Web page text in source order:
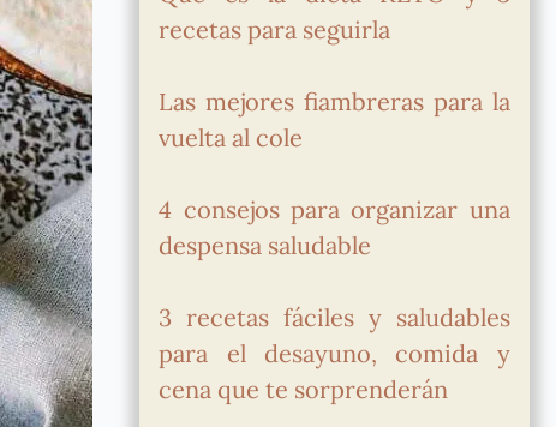
recetas para seguirla
Las mejores fiambreras para la
vuelta al cole
4 consejos para organizar una
despensa saludable
3 recetas fáciles y saludables
para el desayuno, comida y
cena que te sorprenderán